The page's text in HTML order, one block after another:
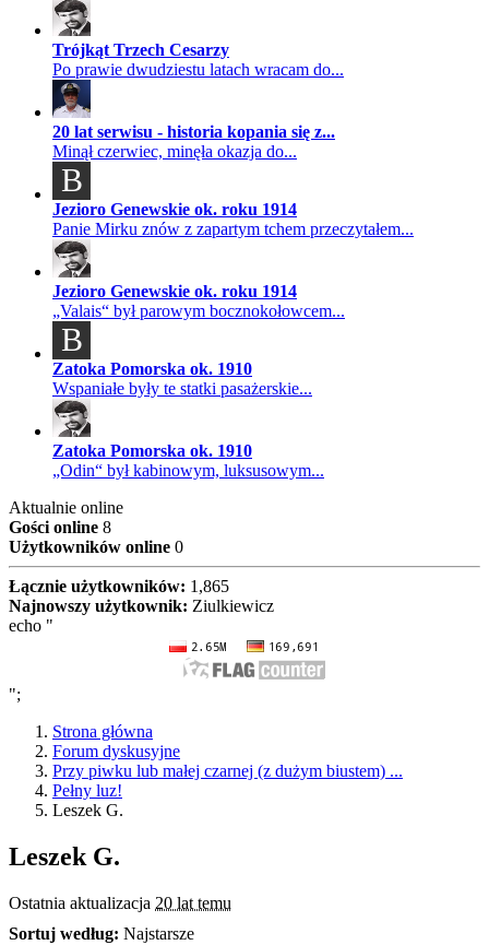
Trójkąt Trzech Cesarzy
Po prawie dwudziestu latach wracam do...
20 lat serwisu - historia kopania się z...
Minął czerwiec, minęła okazja do...
B
Jezioro Genewskie ok. roku 1914
Panie Mirku znów z zapartym tchem przeczytałem...
Jezioro Genewskie ok. roku 1914
„Valais“ był parowym bocznokołowcem...
B
Zatoka Pomorska ok. 1910
Wspaniałe były te statki pasażerskie...
Zatoka Pomorska ok. 1910
„Odin“ był kabinowym, luksusowym...
Aktualnie online
Gości online 8
Użytkowników online 0
Łącznie użytkowników: 1,865
Najnowszy użytkownik: Ziulkiewicz
echo "
";
Strona główna
Forum dyskusyjne
Przy piwku lub małej czarnej (z dużym biustem) ...
Pełny luz!
Leszek G.
Leszek G.
Ostatnia aktualizacja 20 lat temu
Sortuj według: Najstarsze